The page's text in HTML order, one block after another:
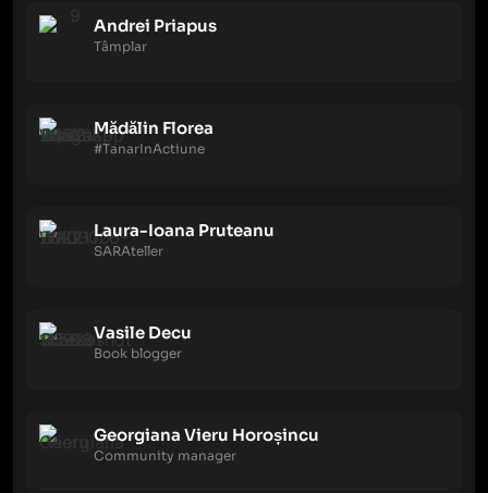
Andrei Priapus
Tâmplar
Mădălin Florea
#TanarInActiune
Laura-Ioana Pruteanu
SARAteller
Vasile Decu
Book blogger
Georgiana Vieru Horoșincu
Community manager